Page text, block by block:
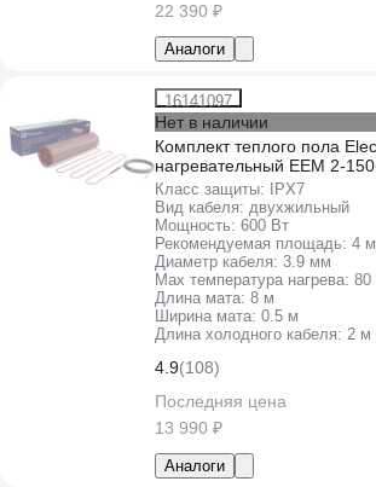
22 390 ₽
Аналоги
16141097
Нет в наличии
Комплект теплого пола
нагревательный EEM 2-
Класс защиты:
IPХ7
Вид кабеля: двухжильный
Мощность: 600 Вт
Рекомендуемая площадь: 4
Диаметр кабеля: 3.9 мм
Max температура нагрева: 80
Длина мата: 8 м
Ширина мата: 0.5 м
Длина холодного кабеля: 2 м
4.9(108)
Последняя цена
13 990 ₽
Аналоги